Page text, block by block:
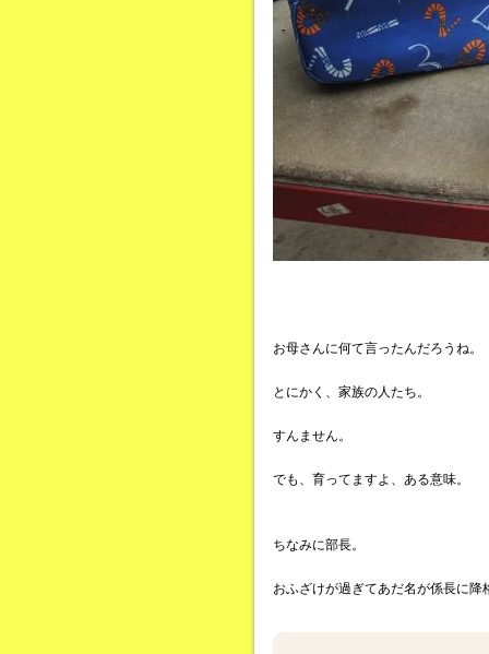
お母さんに何て言ったんだろうね。
とにかく、家族の人たち。
すんません。
でも、育ってますよ、ある意味。
ちなみに部長。
おふざけが過ぎてあだ名が係長に降